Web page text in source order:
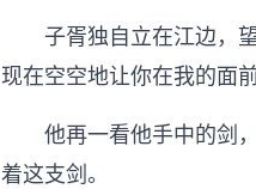
子胥独自立在江边，
现在空空地让你在我的面
他再一看他手中的剑
着这支剑。